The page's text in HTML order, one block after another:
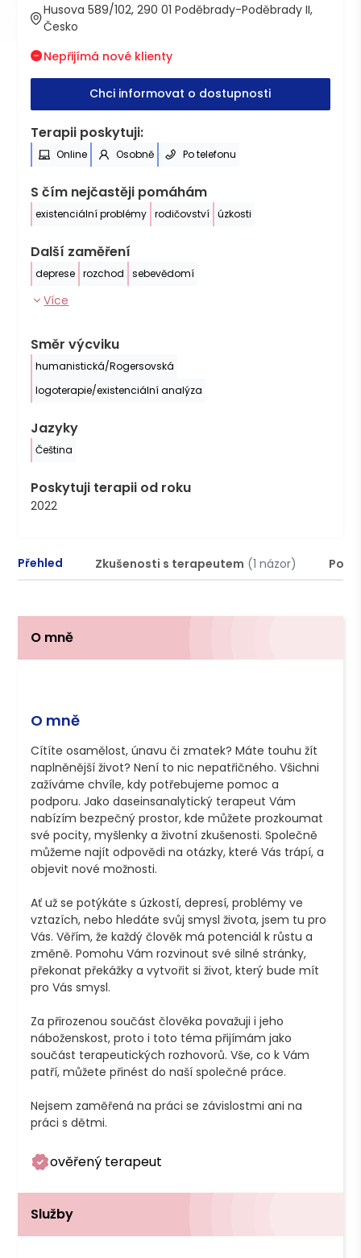
Husova 589/102, 290 01 Poděbrady-Poděbrady II,
Česko
Nepřijímá nové klienty
Chci informovat o dostupnosti
Terapii poskytuji:
Online Osobně Po telefonu
S čím nejčastěji pomáhám
existenciální problémy rodičovství úzkosti
Další zaměření
deprese rozchod sebevědomí
Více
Směr výcviku
humanistická/Rogersovská
logoterapie/existenciální analýza
Jazyky
Čeština
Poskytuji terapii od roku
2022
Přehled Zkušenosti s terapeutem (1 názor)
O mně
O mně
Cítíte osamělost, únavu či zmatek? Máte touhu žít
naplněnější život? Není to nic nepatřičného. Všichni
zažíváme chvíle, kdy potřebujeme pomoc a
podporu. Jako daseinsanalytický terapeut Vám
nabízím bezpečný prostor, kde můžete prozkoumat
své pocity, myšlenky a životní zkušenosti. Společně
můžeme najít odpovědi na otázky, které Vás trápí, a
objevit nové možnosti.
Ať už se potýkáte s úzkostí, depresí, problémy ve
vztazích, nebo hledáte svůj smysl života, jsem tu pro
Vás. Věřím, že každý člověk má potenciál k růstu a
změně. Pomohu Vám rozvinout své silné stránky,
překonat překážky a vytvořit si život, který bude mít
pro Vás smysl.
Za přirozenou součást člověka považuji i jeho
náboženskost, proto i toto téma přijímám jako
součást terapeutických rozhovorů. Vše, co k Vám
patří, můžete přinést do naší společné práce.
Nejsem zaměřená na práci se závislostmi ani na
ověřený terapeut
Služby